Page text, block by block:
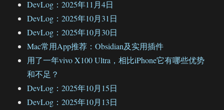
DevLog：2025年11月4日
DevLog：2025年10月31日
DevLog：2025年10月30日
Mac常用App推荐：Obsidian及实用插件
用了一年vivo X100 Ultra，相比iPhone它有哪些优势
和不足？
DevLog：2025年10月15日
DevLog：2025年10月13日